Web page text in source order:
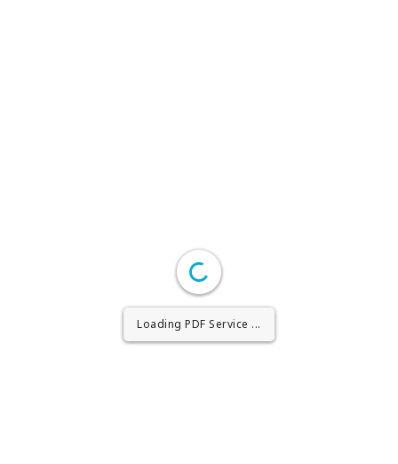
Loading PDF Worker ...
Loading PDF Service ...